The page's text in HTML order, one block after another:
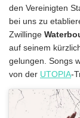
den Vereinigten
bei uns zu
Zwillinge
auf seinem
gelungen. Songs
von der UTOPIA-